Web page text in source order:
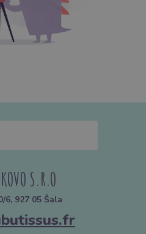
S.R.O
6, 927 05 Šala